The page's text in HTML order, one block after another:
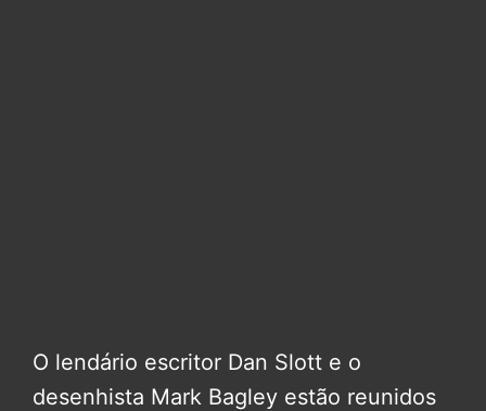
O lendário escritor Dan Slott e o
desenhista Mark Bagley estão reunidos